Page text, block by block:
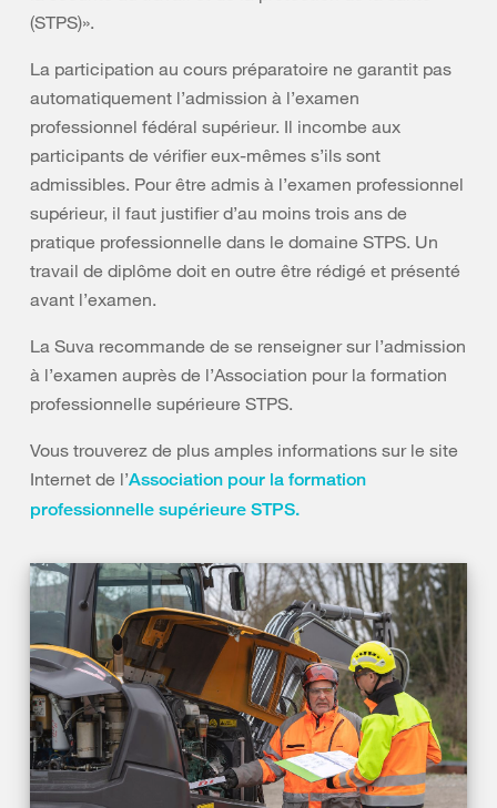
(STPS)».
La participation au cours préparatoire ne garantit pas
automatiquement l’admission à l’examen
professionnel fédéral supérieur. Il incombe aux
participants de vérifier eux-mêmes s’ils sont
admissibles. Pour être admis à l’examen professionnel
supérieur, il faut justifier d’au moins trois ans de
pratique professionnelle dans le domaine STPS. Un
travail de diplôme doit en outre être rédigé et présenté
avant l’examen.
La Suva recommande de se renseigner sur l’admission
à l’examen auprès de l’Association pour la formation
professionnelle supérieure STPS.
Vous trouverez de plus amples informations sur le site
Internet de l’Association pour la formation
professionnelle supérieure STPS.